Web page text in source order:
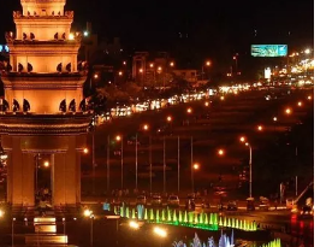
un local
comme un local DESTINATION :
CATÉGORIES: circuit à Hanoi,